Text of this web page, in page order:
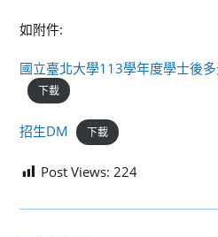
如附件:
國立臺北大學113學年度學士後
下載
招生DM 下載
Post Views: 224